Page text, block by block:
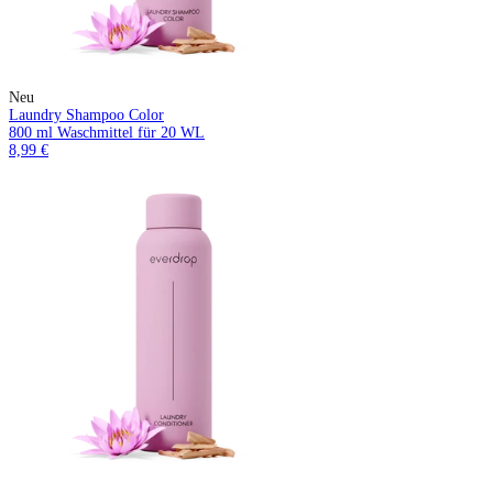
Neu
Laundry Shampoo Color
800 ml Waschmittel für 20 WL
8,99 €